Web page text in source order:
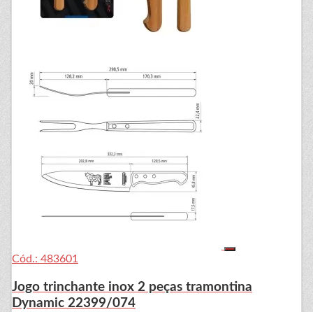
Cód.: 483601
Jogo trinchante inox 2 peças tramontina
Dynamic 22399/074